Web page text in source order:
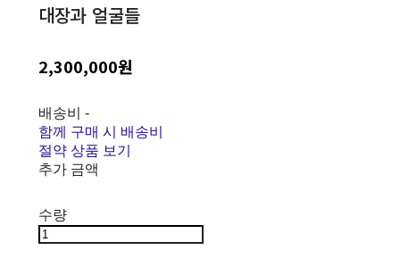
대장과 얼굴들
2,300,000원
배송비 -
함께 구매 시 배송비
절약 상품 보기
추가 금액
수량